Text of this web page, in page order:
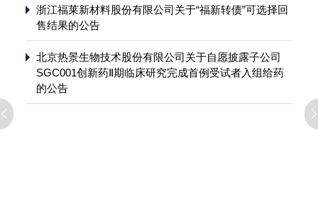
浙江福莱新材料股份有限公司关于“福新转债”可选择回
售结果的公告
北京热景生物技术股份有限公司关于自愿披露子公司
SGC001创新药Ⅱ期临床研究完成首例受试者入组给药
的公告